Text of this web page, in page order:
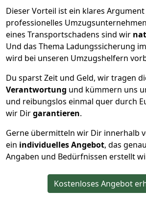
Dieser Vorteil ist ein klares
professionelles
eines Transportschadens sind wir
Und das Thema Ladungssicherung
wird bei unseren Umzugshelfern
Du sparst Zeit und Geld, wir tragen
Verantwortung und kümmern uns
und reibungslos einmal quer durch
wir Dirgarantieren.
Gerne übermitteln wir Dir innerhalb
ein individuelles Angebot, das
Angaben und Bedürfnissen erstellt
Kostenloses Angebot